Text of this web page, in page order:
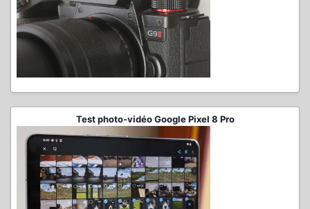
Test photo-vidéo Google Pixel 8 Pro